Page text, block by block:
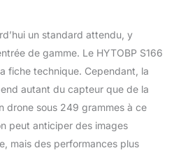
un standard attendu, y
de gamme. Le HYTOBP S166
fiche technique. Cependant, la
autant du capteur que de la
drone sous 249 grammes à ce
peut anticiper des images
mais des performances plus